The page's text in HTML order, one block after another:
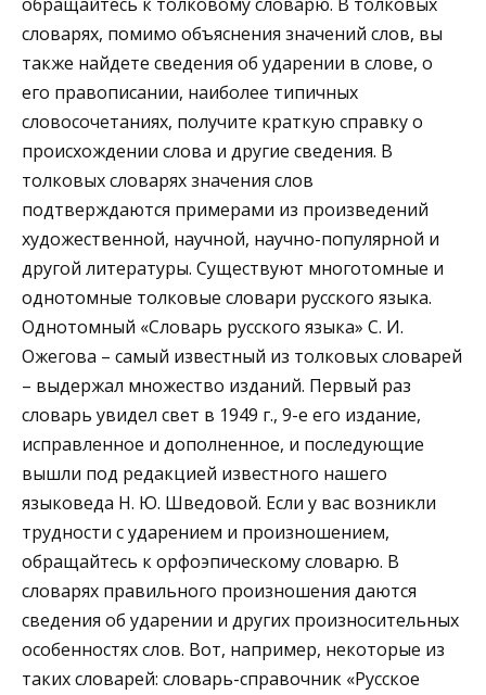
словарях, помимо объяснения значений слов, вы
также найдете сведения об ударении в слове, о
его правописании, наиболее типичных
словосочетаниях, получите краткую справку о
происхождении слова и другие сведения. В
толковых словарях значения слов
подтверждаются примерами из произведений
художественной, научной, научно-популярной и
другой литературы. Существуют многотомные и
однотомные толковые словари русского языка.
Однотомный «Словарь русского языка» С. И.
Ожегова – самый известный из толковых словарей
– выдержал множество изданий. Первый раз
словарь увидел свет в 1949 г., 9-е его издание,
исправленное и дополненное, и последующие
вышли под редакцией известного нашего
языковеда Н. Ю. Шведовой. Если у вас возникли
трудности с ударением и произношением,
обращайтесь к орфоэпическому словарю. В
словарях правильного произношения даются
сведения об ударении и других произносительных
особенностях слов. Вот, например, некоторые из
таких словарей: словарь-справочник «Русское